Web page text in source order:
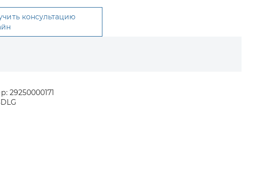
консультацию
29250000171